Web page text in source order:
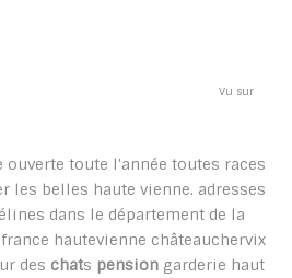
Vu sur
toute l'année toutes races
les belles haute vienne. adresses
dans le département de la
hautevienne châteauchervix
des chats pensiongarderie haut